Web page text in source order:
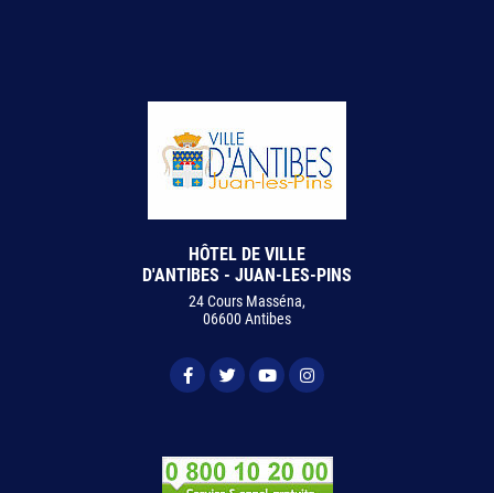
HÔTEL DE VILLE
D'ANTIBES - JUAN-LES-PINS
24 Cours Masséna,
06600 Antibes